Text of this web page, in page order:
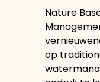
Nature
op